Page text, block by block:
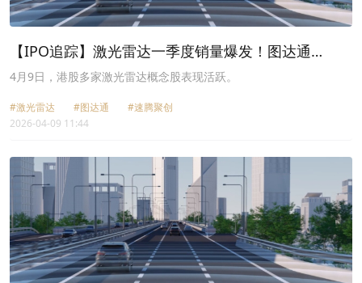
【IPO追踪】激光雷达一季度销量爆发！图达通
（02665.HK）股价一度涨逾22%
4月9日，港股多家激光雷达概念股表现活跃。
#激光雷达 #图达通
#速腾聚创
2026-04-09 11:44